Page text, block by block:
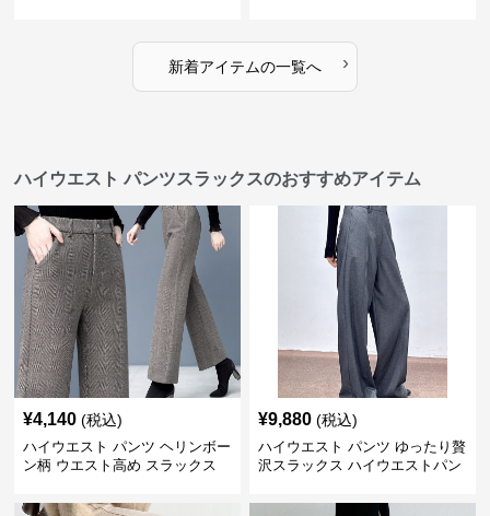
新着アイテムの一覧へ ›
ハイウエスト パンツスラックスのおすすめアイテム
¥4,140 (税込)
ハイウエスト パンツ ヘリンボー
ン柄 ウエスト高め スラックス
¥9,880 (税込)
ハイウエスト パンツ ゆったり贅
沢スラックス ハイウエストパン